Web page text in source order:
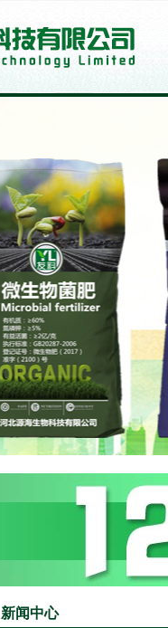
新闻中心